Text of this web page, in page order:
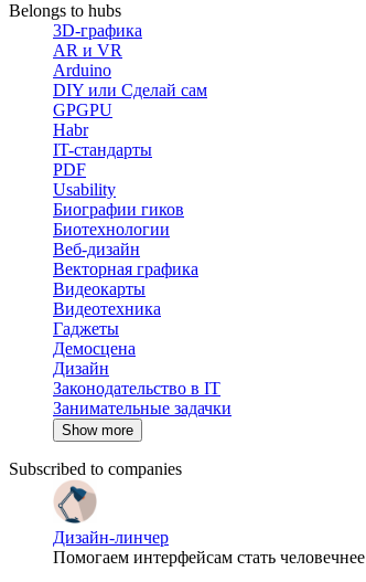
Belongs to hubs
3D-графика
AR и VR
Arduino
DIY или Сделай сам
GPGPU
Habr
IT-стандарты
PDF
Usability
Биографии гиков
Биотехнологии
Веб-дизайн
Векторная графика
Видеокарты
Видеотехника
Гаджеты
Демосцена
Дизайн
Законодательство в IT
Занимательные задачки
Show more
Subscribed to companies
Дизайн-линчер
Помогаем интерфейсам стать человечнее